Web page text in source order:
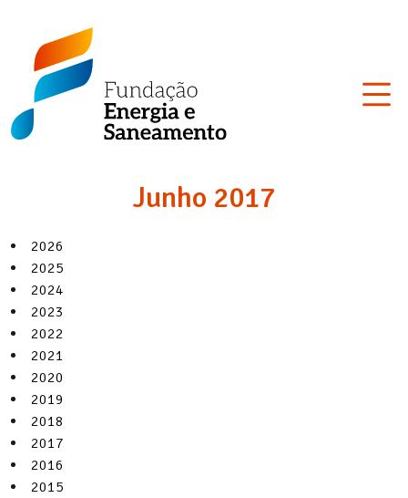
content
Fundação
Energia
Saneamento
Junho 2017
2026
2025
2024
2023
2022
2021
2020
2019
2018
2017
2016
2015